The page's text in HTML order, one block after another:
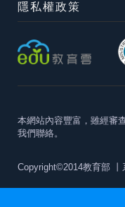
隱私權政策
本網站內容豐富，雖經審
我們聯絡。
Copyright©2014教育部